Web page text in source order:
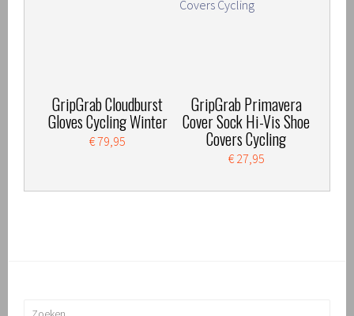
GripGrab Cloudburst
Gloves Cycling Winter
€ 79,95
GripGrab Primavera
Cover Sock Hi-Vis Shoe
Covers Cycling
€ 27,95
Zoeken